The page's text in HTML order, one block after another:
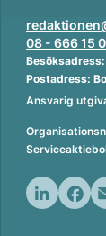
08 - 666 15
Postadress:
Ansvarig